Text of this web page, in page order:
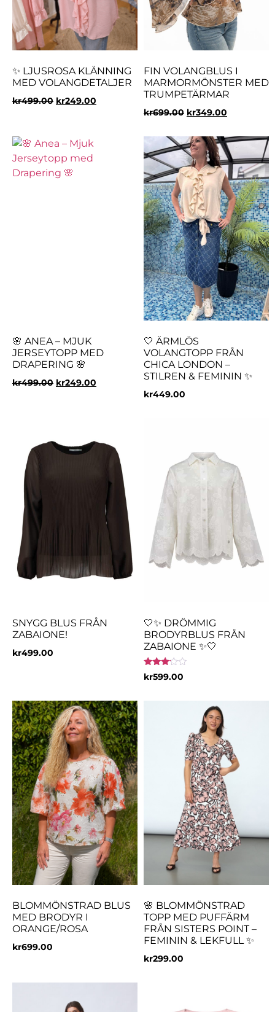
✨ LJUSROSA KLÄNNING
MED VOLANGDETALJER
kr499.00 kr249.00
FIN VOLANGBLUS I
MARMORMÖNSTER MED
TRUMPETÄRMAR
kr699.00 kr349.00
🌸 ANEA – MJUK
JERSEYTOPP MED
DRAPERING 🌸
kr499.00 kr249.00
🤍 ÄRMLÖS
VOLANGTOPP FRÅN
CHICA LONDON –
STILREN & FEMININ ✨
kr449.00
SNYGG BLUS FRÅN
ZABAIONE!
kr499.00
🤍✨ DRÖMMIG
BRODYRBLUS FRÅN
ZABAIONE ✨🤍
Betygsatt
3.00
kr599.00
BLOMMÖNSTRAD BLUS
MED BRODYR I
ORANGE/ROSA
kr699.00
🌸 BLOMMÖNSTRAD
TOPP MED PUFFÄRM
FRÅN SISTERS POINT –
FEMININ & LEKFULL ✨
kr299.00